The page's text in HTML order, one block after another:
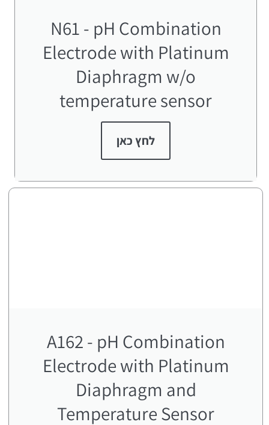
N61 - pH Combination
Electrode with Platinum
Diaphragm w/o
temperature sensor
לחץ כאן
A162 - pH Combination
Electrode with Platinum
Diaphragm and
Temperature Sensor